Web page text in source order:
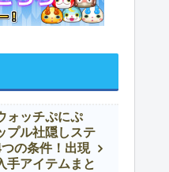
ォッチぷにぷ
プル社隠しステ
の条件！出現
手アイテムまと